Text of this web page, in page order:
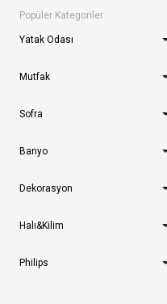
Popüler Kategoriler
Yatak Odası
Mutfak
Sofra
Banyo
Dekorasyon
Halı&Kilim
Philips